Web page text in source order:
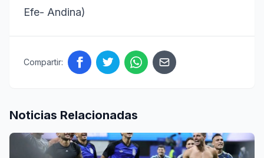
Efe- Andina)
Compartir:
Noticias Relacionadas